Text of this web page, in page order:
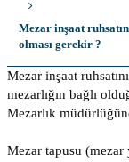
Mezar inşaat
olması gerekir ?
Mezar inşaat
mezarlığın bağlı
Mezarlık
Mezar tapusu